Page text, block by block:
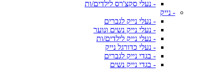
- נעלי סקצ'רס לילדים/ות
- נייק
- נעלי נייק לגברים
- נעלי נייק נשים ונוער
- נעלי נייק לילדים/ות
- נעלי כדורגל נייק
- בגדי נייק לגברים
- בגדי נייק נשים